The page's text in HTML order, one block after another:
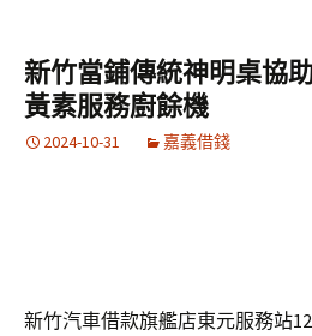
新竹當鋪傳統神明桌協
黃素服務廚餘機
2024-10-31 嘉義借錢
新竹汽車借款旗艦店東元服務站